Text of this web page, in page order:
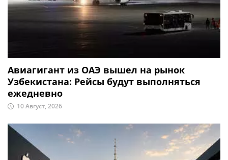
Авиагигант из ОАЭ вышел на рынок
Узбекистана: Рейсы будут выполняться
ежедневно
10 Август, 2026